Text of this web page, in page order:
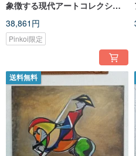
象徴する現代アートコレクショ
38,861円
Pinkoi限定
送料無料